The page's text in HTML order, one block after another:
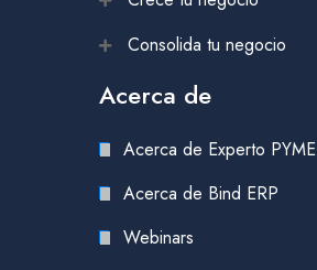
Consolida tu negocio
Acerca de
Acerca de Experto PYME
Acerca de Bind ERP
Webinars